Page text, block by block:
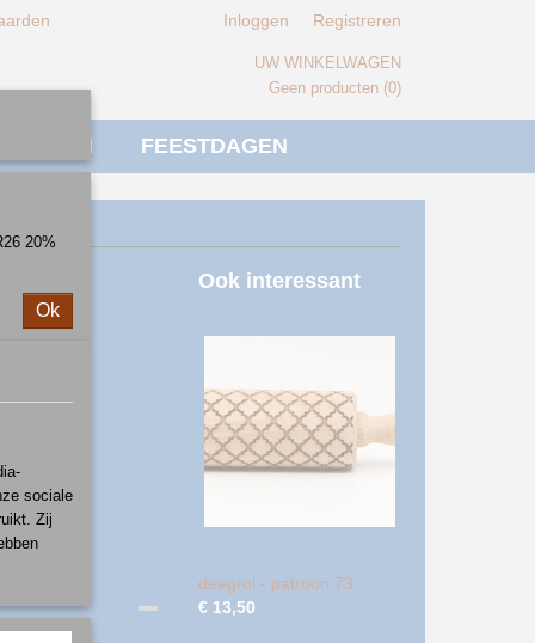
Inloggen Registreren
UW WINKELWAGEN
Geen producten (0)
FEESTDAGEN
Ook interessant
deegrol - patroon 73
€ 13,50
20%
Ok
sociale
Zij